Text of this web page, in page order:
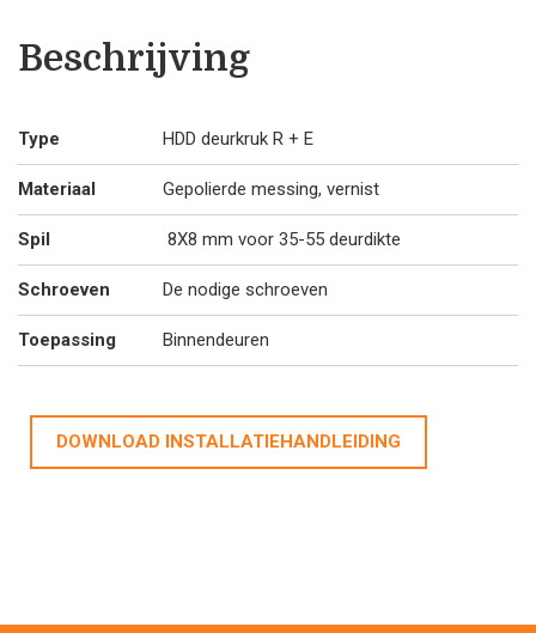
Beschrijving
Type HDD deurkruk R + E
Materiaal Gepolierde messing, vernist
Spil 8X8 mm voor 35-55 deurdikte
Schroeven De nodige schroeven
Toepassing Binnendeuren
DOWNLOAD INSTALLATIEHANDLEIDING